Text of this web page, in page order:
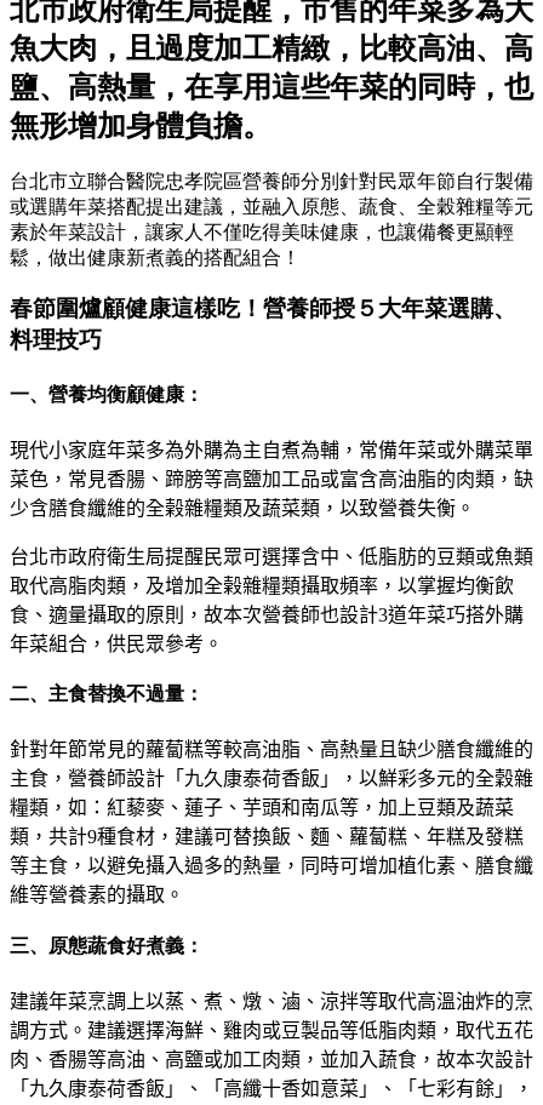
北市政府衛生局提醒，市售的年菜多為大
魚大肉，且過度加工精緻，比較高油、高
鹽、高熱量，在享用這些年菜的同時，也
無形增加身體負擔。
台北市立聯合醫院忠孝院區營養師分別針對民眾年節自行製備
或選購年菜搭配提出建議，並融入原態、蔬食、全穀雜糧等元
素於年菜設計，讓家人不僅吃得美味健康，也讓備餐更顯輕
鬆，做出健康新煮義的搭配組合！
春節圍爐顧健康這樣吃！營養師授５大年菜選購、
料理技巧
一、營養均衡顧健康：
現代小家庭年菜多為外購為主自煮為輔 ， 常備年菜或外購菜單
菜色 ， 常見香腸、蹄膀等高鹽加工品或富含高油脂的肉類，缺
少含膳食纖維的全榖雜糧類及蔬菜類，以致營養失衡。
台北市政府衛生局提醒民眾可選擇含中、低脂肪的豆類或魚類
取代高脂肉類 ， 及增加全榖雜糧類攝取頻率，以掌握均衡飲
食、適量攝取的原則，故本次營養師也設計3道年菜巧搭外購
年菜組合 ， 供民眾參考 。
二、主食替換不過量：
針對年節常見的蘿蔔糕等較高油脂、高熱量且缺少膳食纖維的
主食，營養師設計 「 九久康泰荷香飯 」， 以鮮彩多元的全穀雜
糧類，如：紅藜麥、蓮子、芋頭和南瓜等，加上豆類及蔬菜
類，共計9種食材 ， 建議可替換飯 、 麵 、 蘿蔔糕 、 年糕及發糕
等主食 ， 以避免攝入過多的熱量，同時可增加植化素 、 膳食纖
維等營養素的攝取 。
三、原態蔬食好煮義：
建議年菜烹調上以蒸、煮、燉、滷 、 涼拌等取代高溫油炸的烹
調方式。建議選擇海鮮、雞肉或豆製品等低脂肉類 ， 取代五花
肉、香腸等高油、高鹽或加工肉類，並加入蔬食，故本次設計
「九久康泰荷香飯」、「高纖十香如意菜」、「七彩有餘」，